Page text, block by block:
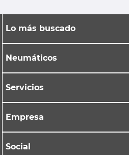
Lo más buscado
Neumáticos
Servicios
Empresa
Social